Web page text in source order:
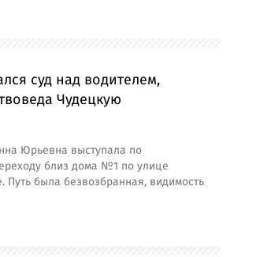
суд над водителем,
Чудецкую
Юрьевна выступала по
близ дома №1 по улице
была безвозбранная, видимость